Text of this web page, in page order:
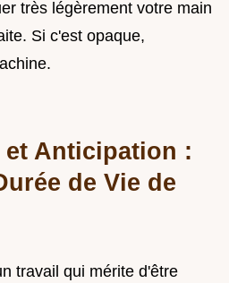
très légèrement votre main
Si c'est opaque,
Anticipation :
de Vie de
travail qui mérite d'être